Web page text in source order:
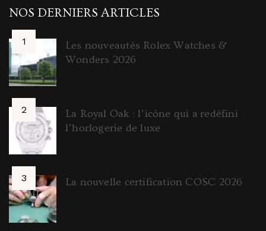
NOS DERNIERS ARTICLES
Les nouveautés Rolex Watches &
Wonders 2026
La Royal Oak : l’icône qui a redéfini
l’horlogerie de luxe
La nouvelle certification COSC 2026